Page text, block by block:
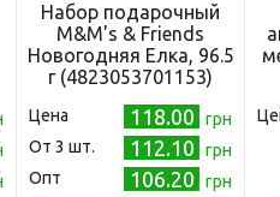
Набор подарочный
M&M's & Friends
Новогодняя Елка, 96.5
г (4823053701153)
Цена 118.00
грн
Oт 3 шт.
112.10
грн
Опт
106.20 грн